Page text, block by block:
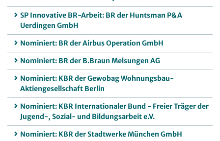
SP Innovative BR-Arbeit: BR der Huntsman P&A
Uerdingen GmbH
Nominiert: BR der Airbus Operation GmbH
Nominiert: BR der B.Braun Melsungen AG
Nominiert: KBR der Gewobag Wohnungsbau-
Aktiengesellschaft Berlin
Nominiert: KBR Internationaler Bund - Freier Träger der
Jugend-, Sozial- und Bildungsarbeit e.V.
Nominiert: KBR der Stadtwerke München GmbH